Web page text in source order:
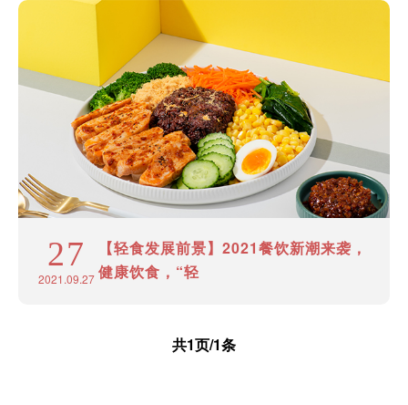
27
2021.09.27
【轻食发展前景】2021餐饮新潮来袭，
健康饮食，“轻
共1页/1条